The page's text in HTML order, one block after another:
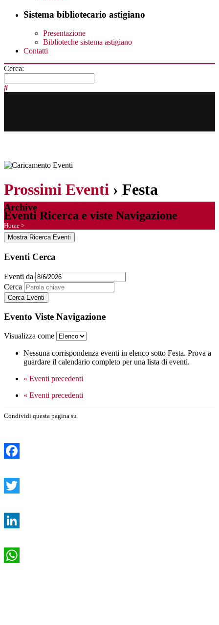
Sistema bibliotecario astigiano
Presentazione
Biblioteche sistema astigiano
Contatti
Cerca:
Archive
Home >
Prossimi Eventi › Festa
Eventi Ricerca e viste Navigazione
Mostra Ricerca Eventi
Eventi Cerca
Eventi da
Cerca
Evento Viste Navigazione
Visualizza come
Nessuna corrispondenza eventi in elenco sotto Festa. Prova a
guardare il calendario completo per una lista di eventi.
« Eventi precedenti
« Eventi precedenti
Condividi questa pagina su